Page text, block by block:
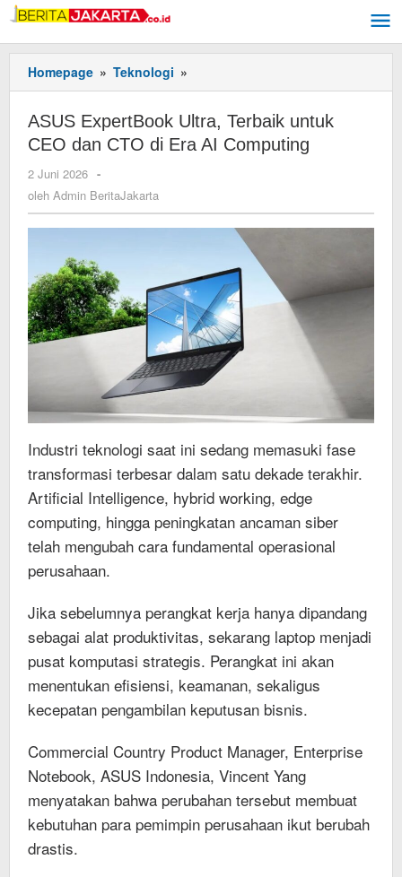
Lewati
ke
konten
Homepage » Teknologi »
ExpertBook
Ultra,
Terbaik
untuk
Computing
ASUS ExpertBook Ultra, Terbaik untuk
CEO dan CTO di Era AI Computing
2 Juni 2026 oleh
Admin
-
oleh Admin BeritaJakarta
Industri teknologi saat ini sedang memasuki fase
transformasi terbesar dalam satu dekade terakhir.
Artificial Intelligence, hybrid working, edge
computing, hingga peningkatan ancaman siber
telah mengubah cara fundamental operasional
perusahaan.
Jika sebelumnya perangkat kerja hanya dipandang
sebagai alat produktivitas, sekarang laptop menjadi
pusat komputasi strategis. Perangkat ini akan
menentukan efisiensi, keamanan, sekaligus
kecepatan pengambilan keputusan bisnis.
Commercial Country Product Manager, Enterprise
Notebook, ASUS Indonesia, Vincent Yang
menyatakan bahwa perubahan tersebut membuat
kebutuhan para pemimpin perusahaan ikut berubah
drastis.